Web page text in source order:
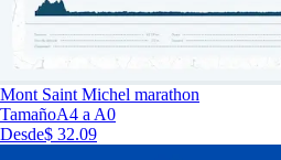
Mont Saint Michel marathon
TamañoA4 a A0
Desde$ 32.09